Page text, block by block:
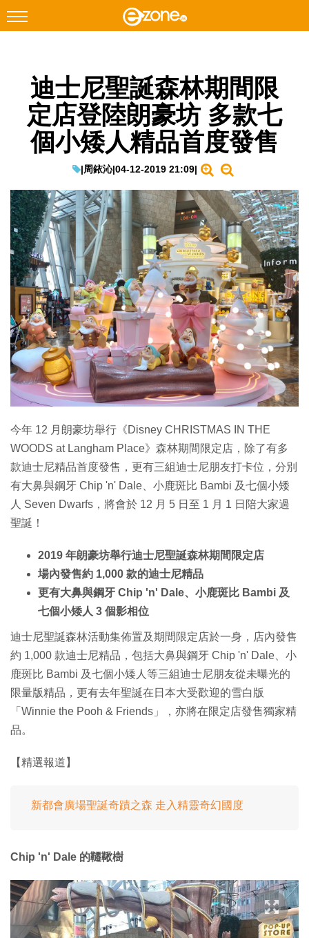
Facebook Instagram
科技焦點
網絡生活
教學評測
EduTech
IT Times
生成式AI與雲端應用
Enterprise Digital Transformation
特集
迪士尼聖誕森林期間限
定店登陸朗豪坊 多款七
個小矮人精品首度發售
|周銥沁|04-12-2019 21:09|
今年 12 月朗豪坊舉行《Disney CHRISTMAS IN THE
WOODS at Langham Place》森林期間限定店，除了有多
款迪士尼精品首度發售，更有三組迪士尼朋友打卡位，分別
有大鼻與鋼牙 Chip 'n' Dale、小鹿斑比 Bambi 及七個小矮
人 Seven Dwarfs，將會於 12 月 5 日至 1 月 1 日陪大家過
聖誕！
2019 年朗豪坊舉行迪士尼聖誕森林期間限定店
場內發售約 1,000 款的迪士尼精品
更有大鼻與鋼牙 Chip 'n' Dale、小鹿斑比 Bambi 及
七個小矮人 3 個影相位
迪士尼聖誕森林活動集佈置及期間限定店於一身，店內發售
約 1,000 款迪士尼精品，包括大鼻與鋼牙 Chip 'n' Dale、小
鹿斑比 Bambi 及七個小矮人等三組迪士尼朋友從未曝光的
限量版精品，更有去年聖誕在日本大受歡迎的雪白版
「Winnie the Pooh & Friends」，亦將在限定店發售獨家精
品。
【精選報道】
新都會廣場聖誕奇蹟之森 走入精靈奇幻國度
Chip 'n' Dale 的韆鞦樹